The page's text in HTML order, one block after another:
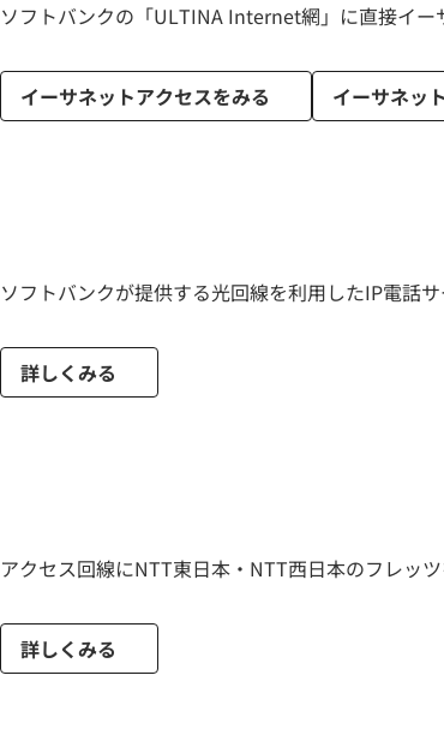
ソフトバンクの「ULTINA Internet網」に直接イー
イーサネットアクセスをみる イーサネッ
ソフトバンクが提供する光回線を利用したIP電話
詳しくみる
アクセス回線にNTT東日本・NTT西日本のフレッ
詳しくみる